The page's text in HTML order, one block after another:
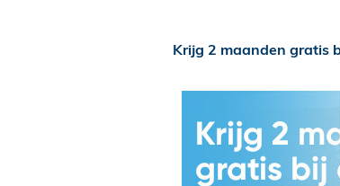
Krijg 2 maanden gratis